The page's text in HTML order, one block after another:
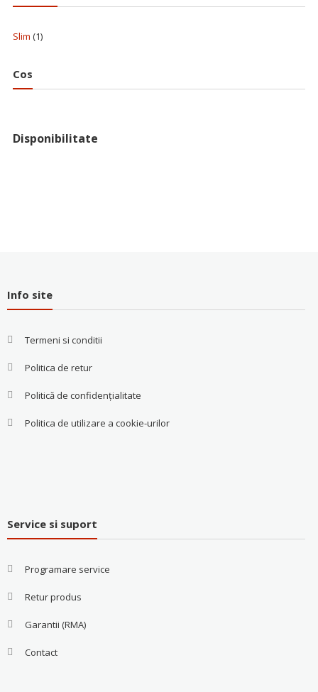
Slim (1)
Cos
Disponibilitate
Info site
Termeni si conditii
Politica de retur
Politică de confidențialitate
Politica de utilizare a cookie-urilor
Service si suport
Programare service
Retur produs
Garantii (RMA)
Contact